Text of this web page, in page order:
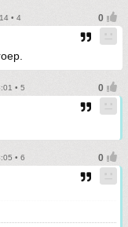
• 4
• 5
• 6